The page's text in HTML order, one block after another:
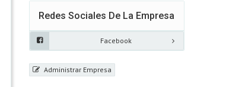
Redes Sociales De La Empresa
Facebook
Administrar Empresa